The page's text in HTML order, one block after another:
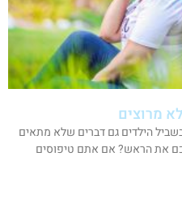
מרוצים
הילדים גם דברים שלא מתאים
את הראש? אם אתם טיפוסים